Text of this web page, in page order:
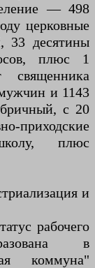
— 498
церковные
33 десятины
плюс 1
и 1143
с 20
приходские
плюс
и
рабочего
в
коммуна"